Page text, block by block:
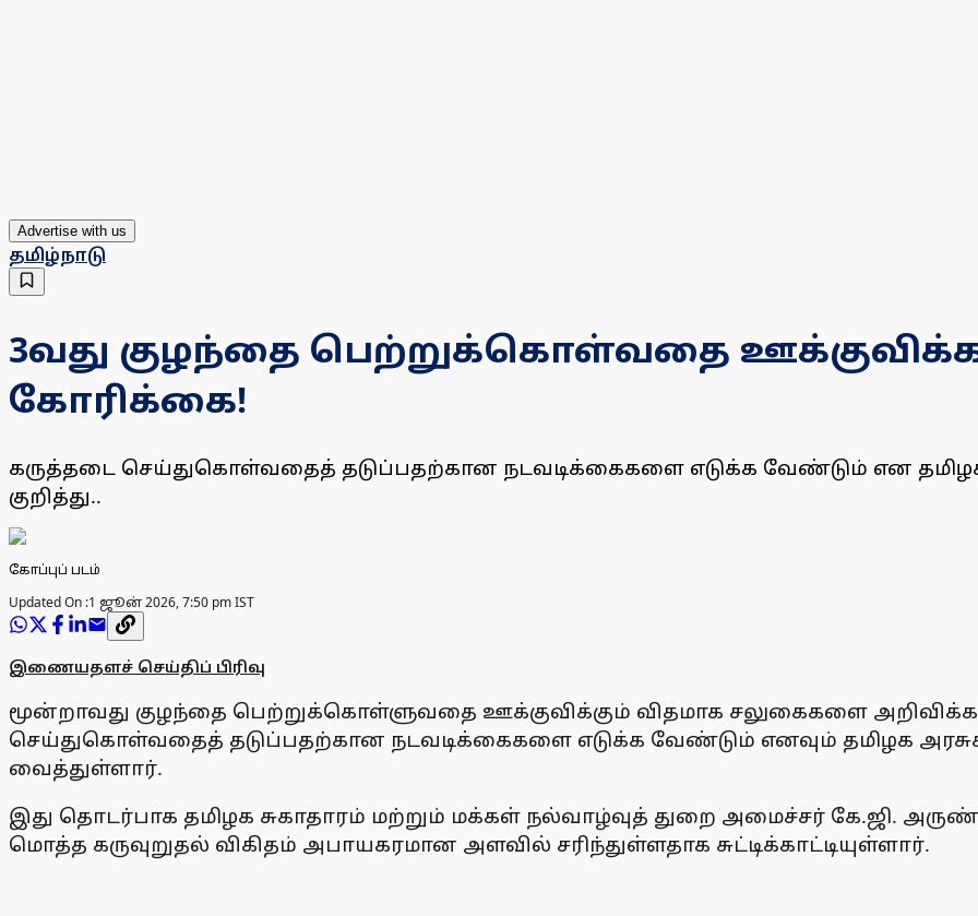
Advertise with us
தமிழ்நாடு
3வது குழந்தை பெற்றுக்கொள்வதை ஊக்குவிக்க
கோரிக்கை!
கருத்தடை செய்துகொள்வதைத் தடுப்பதற்கான நடவடிக்கைகளை எடுக்க வேண்டும் என
குறித்து..
கோப்புப் படம்
Updated On :1 ஜூன் 2026, 7:50 pm IST
இணையதளச் செய்திப் பிரிவு
மூன்றாவது குழந்தை பெற்றுக்கொள்ளுவதை ஊக்குவிக்கும் விதமாக சலுகைகளை
செய்துகொள்வதைத் தடுப்பதற்கான நடவடிக்கைகளை எடுக்க வேண்டும் எனவும் தமிழக
வைத்துள்ளார்.
இது தொடர்பாக தமிழக சுகாதாரம் மற்றும் மக்கள் நல்வாழ்வுத் துறை அமைச்சர் கே.ஜி.
மொத்த கருவுறுதல் விகிதம் அபாயகரமான அளவில் சரிந்துள்ளதாக சுட்டிக்காட்டியுள்ளார்.